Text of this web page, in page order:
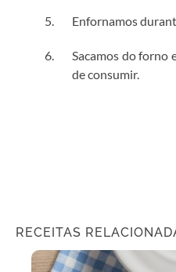
Enfornamos
Sacamos do forno
de consumir.
RECEITAS